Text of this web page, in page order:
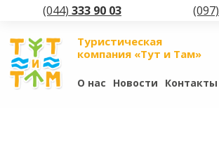
(044) 333 90 03 (097)
Туристическая
компания «Тут и Там»
О нас Новости Контакты